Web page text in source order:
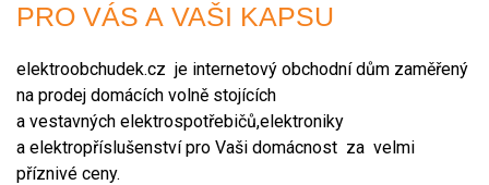
PRO VÁS A VAŠI KAPSU
elektroobchudek.cz je internetový obchodní dům zaměřený
na prodej domácích volně stojících
a vestavných elektrospotřebičů,elektroniky
a elektropříslušenství pro Vaši domácnost za velmi
příznivé ceny.